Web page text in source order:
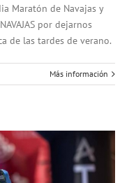
Maratón de Navajas y
por dejarnos
de las tardes de verano.
Más información